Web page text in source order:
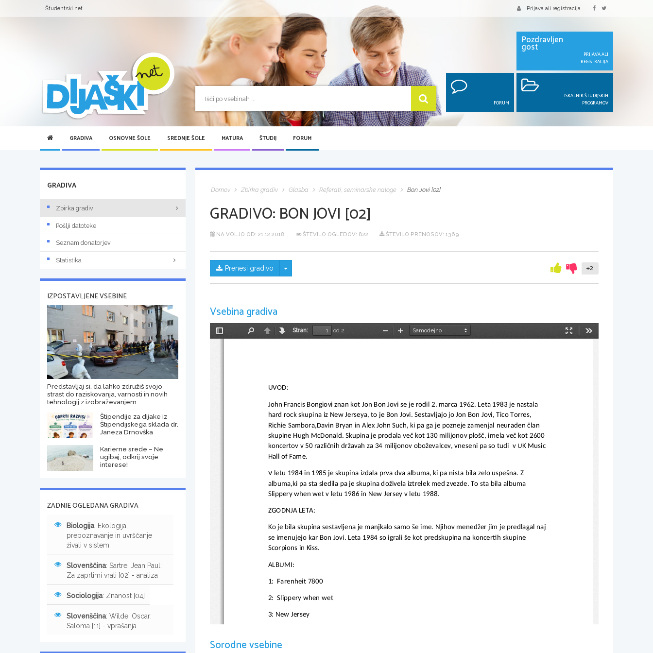
Študentski.net Prijava ali registracija
Pozdravljen
gost
PRIJAVA ALI
REGISTRACIJA
FORUM
ISKALNIK ŠTUDIJSKIH
PROGRAMOV
GRADIVA OSNOVNE ŠOLE SREDNJE ŠOLE MATURA ŠTUDIJ FORUM
Domov Zbirka gradiv Glasba Referati, seminarske naloge Bon Jovi [02]
GRADIVO: BON JOVI [02]
NA VOLJO OD: 21.12.2018 ŠTEVILO OGLEDOV: 822 ŠTEVILO PRENOSOV: 1369
Prenesi gradivo Skrij/prikaži meni +2
Vsebina gradiva
Preklopi
NazajNaprej
Stran:
od 2
Način
PomanjšajPovečaj
UVOD:
John Francis Bongiovi znan kot Jon Bon Jovi se je rodil 2. marca 1962. Leta 1983 je nastala
hard rock skupina iz New Jerseya, to je Bon Jovi. Sestavljajo jo Jon Bon Jovi, Tico Torres,
Richie Sambora,Davin Bryan in Alex John Such, ki pa ga je pozneje zamenjal neuraden član
skupine Hugh McDonald. Skupina je prodala več kot 130 milijonov plošč, imela več kot 2600
koncertov v 50 različnih državah za 34 milijonov oboževalcev, vneseni pa so tudi  v UK Music
Hall of Fame.
V letu 1984 in 1985 je skupina izdala prva dva albuma, ki pa nista bila zelo uspešna. Z
albuma,ki pa sta sledila pa je skupina doživela iztrelek med zvezde. To sta bila albuma
Slippery when wet v letu 1986 in New Jersey v letu 1988.
ZGODNJA LETA:
Ko je bila skupina sestavljena je manjkalo samo še ime. Njihov menedžer jim je predlagal naj
se imenujejo kar Bon Jovi. Leta 1984 so igrali še kot predskupina na koncertih skupine
Scorpions in Kiss.
ALBUMI:
1:  Farenheit 7800
2:  Slippery when wet
3: New Jersey
5:Blaze of glory
Sorodne vsebine
GRADIVA
Zbirka gradiv
Pošlji datoteke
Seznam donatorjev
Statistika
IZPOSTAVLJENE VSEBINE
Predstavljaj si, da lahko združiš svojo
strast do raziskovanja, varnosti in novih
tehnologij z izobraževanjem
Štipendije za dijake iz
Štipendijskega sklada dr.
Janeza Drnovška
Karierne srede – Ne
ugibaj, odkrij svoje
interese!
ZADNJE OGLEDANA GRADIVA
Biologija: Ekologija,
prepoznavanje in uvrščanje
živali v sistem
Slovenščina: Sartre, Jean Paul:
Za zaprtimi vrati [02] - analiza
Sociologija: Znanost [04]
Slovenščina: Wilde, Oscar:
Saloma [11] - vprašanja